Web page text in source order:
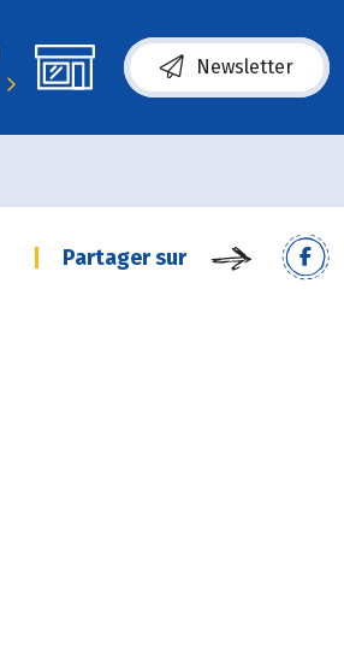
Newsletter
Partager sur